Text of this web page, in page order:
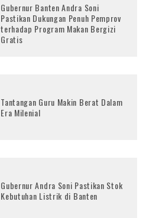
Gubernur Banten Andra Soni
Pastikan Dukungan Penuh Pemprov
terhadap Program Makan Bergizi
Gratis
Tantangan Guru Makin Berat Dalam
Era Milenial
Gubernur Andra Soni Pastikan Stok
Kebutuhan Listrik di Banten